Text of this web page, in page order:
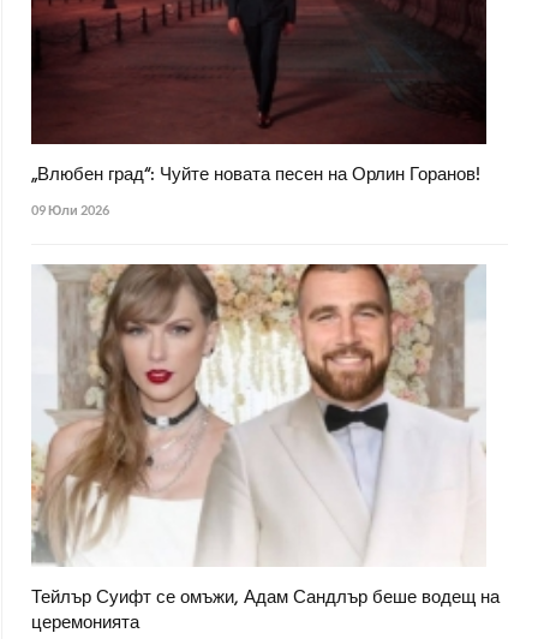
„Влюбен град“: Чуйте новата песен на Орлин Горанов!
09 Юли 2026
Тейлър Суифт се омъжи, Адам Сандлър беше водещ на
церемонията